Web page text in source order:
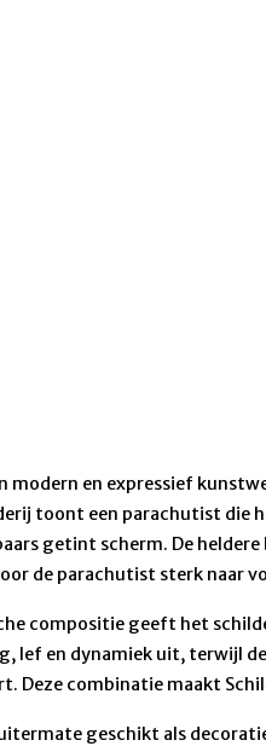
modern en expressief
toont een parachutist die
getint scherm. De
de parachutist sterk naar
compositie geeft het
lef en dynamiek uit, terwijl
Deze combinatie maakt
geschikt als